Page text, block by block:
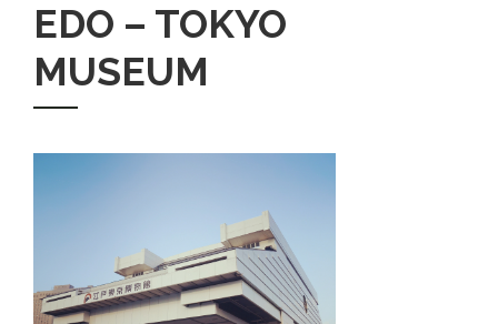
EDO – TOKYO
MUSEUM